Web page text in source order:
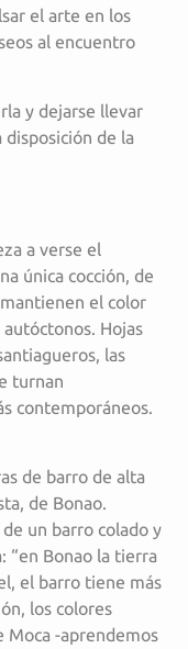
el arte en los
al encuentro
y dejarse llevar
de la
a verse el
única cocción, de
el color
Hojas
las
turnan
contemporáneos.
de barro de alta
de Bonao.
un barro colado y
“en Bonao la tierra
el barro tiene más
los colores
Moca -aprendemos